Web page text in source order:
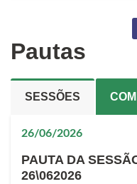
Pautas
SESSÕES
26/06/2026
PAUTA DA
26\062026